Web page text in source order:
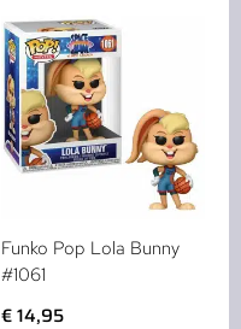
Funko Pop Lola Bunny
#1061
€14,95